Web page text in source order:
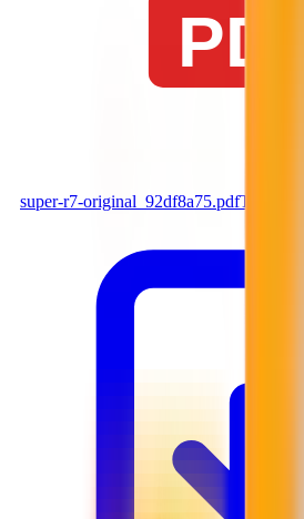
PDF
super-r7-original_92df8a75.pdfTải xuống